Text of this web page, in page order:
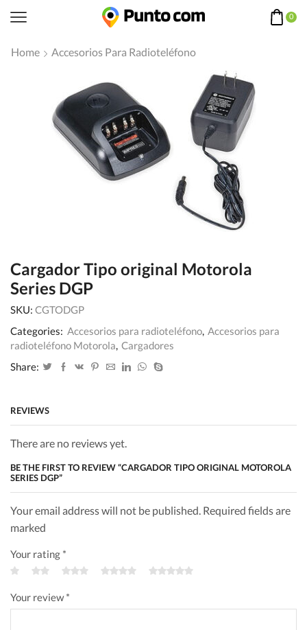
0
Home Accesorios Para Radioteléfono
Cargador Tipo original Motorola
Series DGP
SKU: CGTODGP
Categories: Accesorios para radioteléfono, Accesorios para
radioteléfono Motorola, Cargadores
Share:
REVIEWS
There are no reviews yet.
BE THE FIRST TO REVIEW “CARGADOR TIPO ORIGINAL MOTOROLA
SERIES DGP”
Your email address will not be published. Required fields are
marked
Your rating *
Your review*